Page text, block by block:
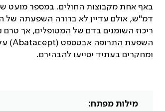
באף אחת מקבוצות החולים. במספר מועט
דמ"ש, אולם עדיין לא ברורה השפעתה של
ריכוז השומנים בדם של המטופלים, אך טרם
השפעת התרופה אבטספט (Abatacept
)
ומחקרים בעתיד יסייעו להבהירם.
מילות מפתח: